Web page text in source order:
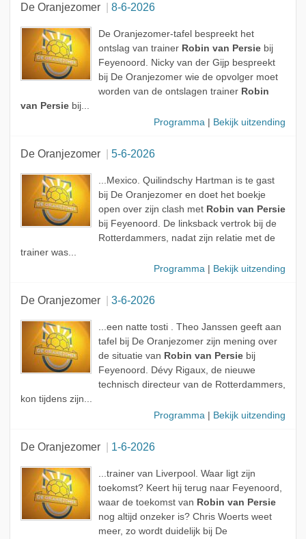
De Oranjezomer 8-6-2026
De Oranjezomer-tafel bespreekt het
ontslag van trainer Robin van Persiebij
Feyenoord. Nicky van der Gijp bespreekt
bij De Oranjezomer wie de opvolger moet
worden van de ontslagen trainer Robin
van Persiebij...
Programma
Bekijk uitzending
De Oranjezomer 5-6-2026
...Mexico. Quilindschy Hartman is te gast
bij De Oranjezomer en doet het boekje
open over zijn clash met Robin van Persie
bij Feyenoord. De linksback vertrok bij de
Rotterdammers, nadat zijn relatie met de
trainer was...
Programma
Bekijk uitzending
De Oranjezomer 3-6-2026
...een natte tosti . Theo Janssen geeft aan
tafel bij De Oranjezomer zijn mening over
de situatie van Robin van Persiebij
Feyenoord. Dévy Rigaux, de nieuwe
technisch directeur van de Rotterdammers,
kon tijdens zijn...
Programma
Bekijk uitzending
De Oranjezomer 1-6-2026
...trainer van Liverpool. Waar ligt zijn
toekomst? Keert hij terug naar Feyenoord,
waar de toekomst van Robin van Persie
nog altijd onzeker is? Chris Woerts weet
meer, zo wordt duidelijk bij De